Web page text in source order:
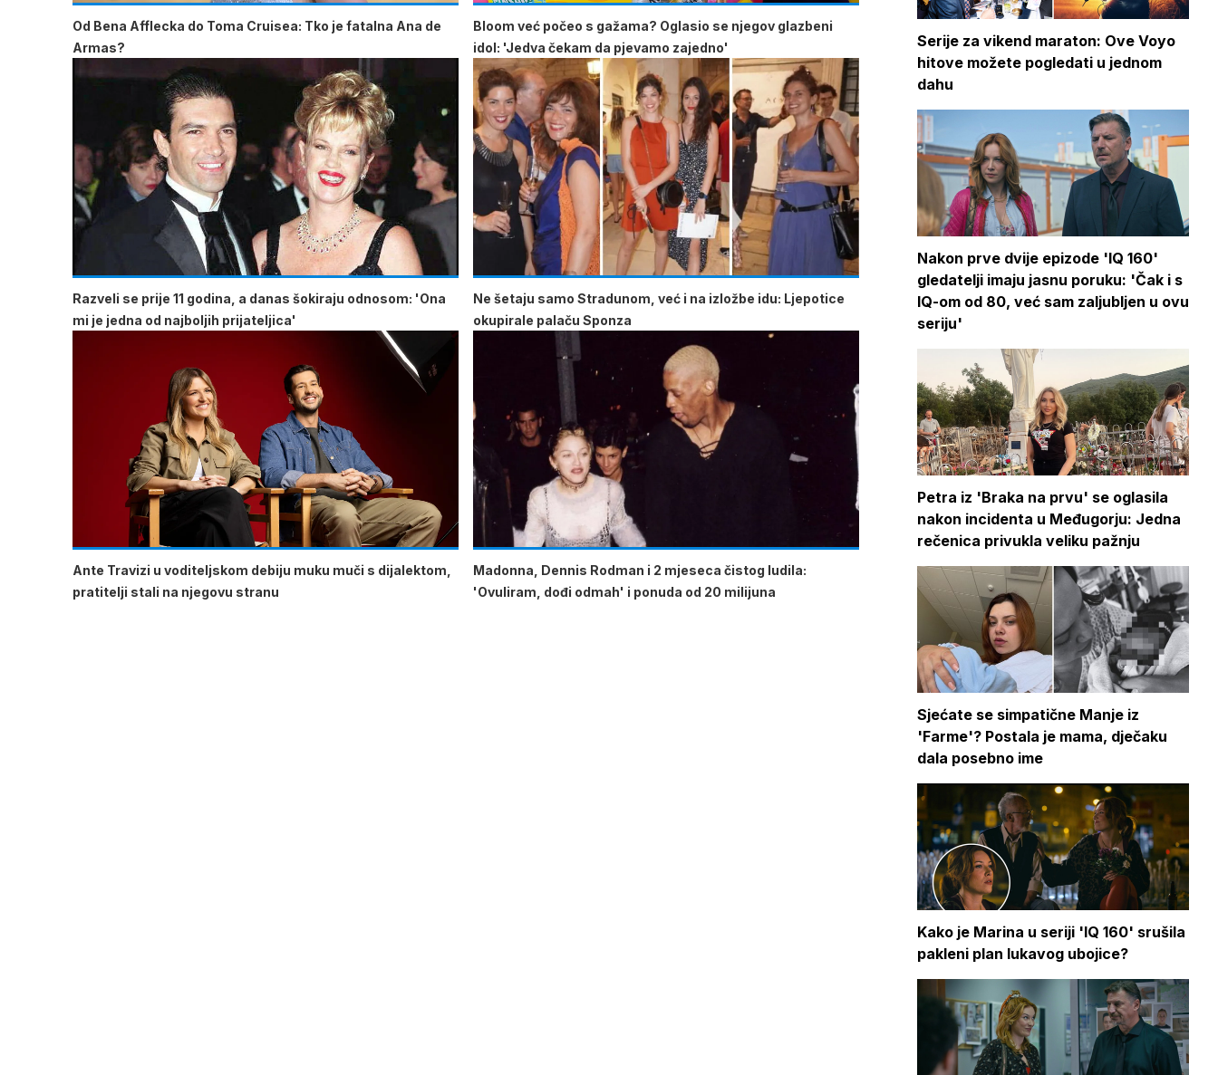
Od Bena Afflecka do Toma Cruisea: Tko je fatalna Ana de
Armas?
Bloom već počeo s gažama? Oglasio se njegov glazbeni
idol: 'Jedva čekam da pjevamo zajedno'
Razveli se prije 11 godina, a danas šokiraju odnosom: 'Ona
mi je jedna od najboljih prijateljica'
Ne šetaju samo Stradunom, već i na izložbe idu: Ljepotice
okupirale palaču Sponza
Ante Travizi u voditeljskom debiju muku muči s dijalektom,
pratitelji stali na njegovu stranu
Madonna, Dennis Rodman i 2 mjeseca čistog ludila:
'Ovuliram, dođi odmah' i ponuda od 20 milijuna
Serije za vikend maraton: Ove Voyo
hitove možete pogledati u jednom
dahu
Nakon prve dvije epizode 'IQ 160'
gledatelji imaju jasnu poruku: 'Čak i s
IQ-om od 80, već sam zaljubljen u ovu
seriju'
Petra iz 'Braka na prvu' se oglasila
nakon incidenta u Međugorju: Jedna
rečenica privukla veliku pažnju
Sjećate se simpatične Manje iz
'Farme'? Postala je mama, dječaku
dala posebno ime
Kako je Marina u seriji 'IQ 160' srušila
pakleni plan lukavog ubojice?